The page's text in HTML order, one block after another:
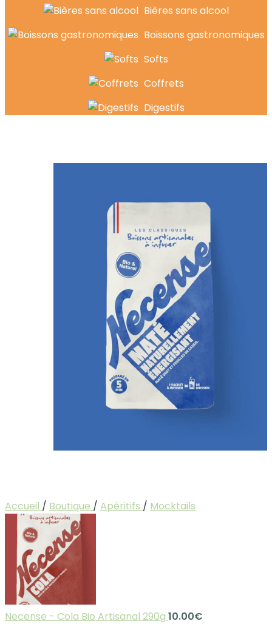
Bières sans alcool
Boissons gastronomiques
Softs
Coffrets
Digestifs
Accueil / Boutique / Apéritifs / Mocktails
Necense - Cola Bio Artisanal 290g 10.00€